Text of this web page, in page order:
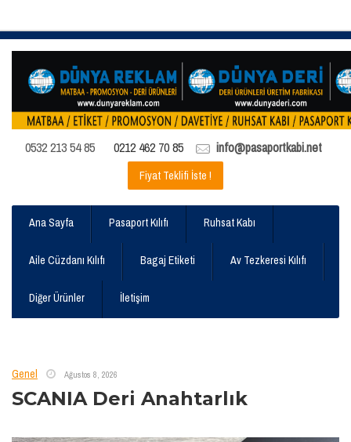
0532 213 54 85 0212 462 70 85 info@pasaportkabi.net
Fiyat Teklifi İste !
Ana Sayfa Pasaport Kılıfı Ruhsat Kabı
Aile Cüzdanı Kılıfı Bagaj Etiketi Av Tezkeresi Kılıfı
Diğer Ürünler İletişim
Genel Ağustos 8, 2026
SCANIA Deri Anahtarlık